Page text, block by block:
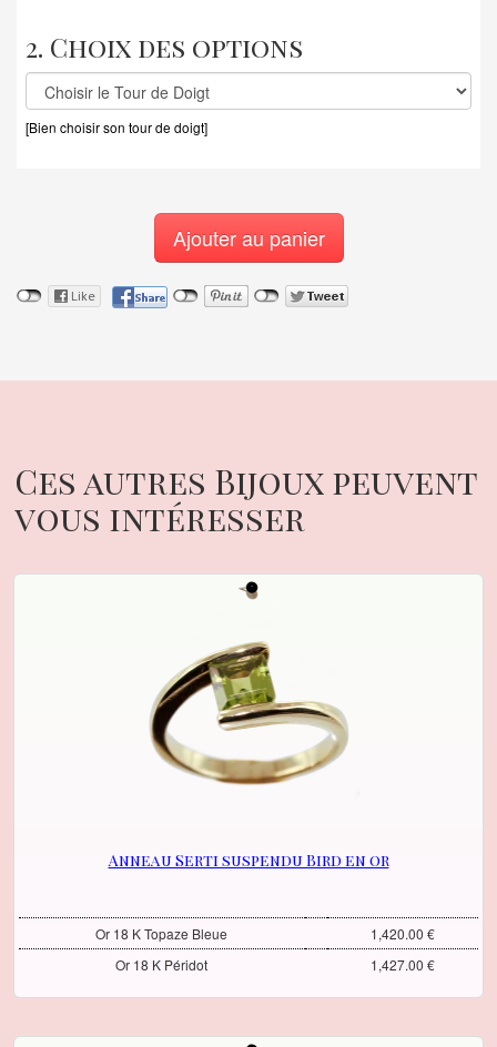
2. Choix des options
[Bien choisir son tour de doigt]
Ajouter au panier
Ces autres Bijoux peuvent
vous intéresser
Anneau Serti suspendu Bird en or
Or 18 K Topaze Bleue
1,420.00 €
Or 18 K Péridot
1,427.00 €